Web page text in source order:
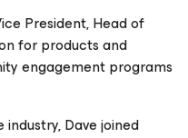
President, Head of
for products and
engagement programs
Dave joined